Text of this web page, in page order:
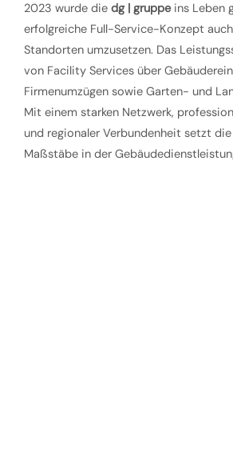
2023 wurde die dg | gruppeins Leben
erfolgreiche Full-Service-Konzept
Standorten umzusetzen. Das
von Facility Services über
Firmenumzügen sowie Garten- und
Mit einem starken Netzwerk,
und regionaler Verbundenheit setzt die
Maßstäbe in der